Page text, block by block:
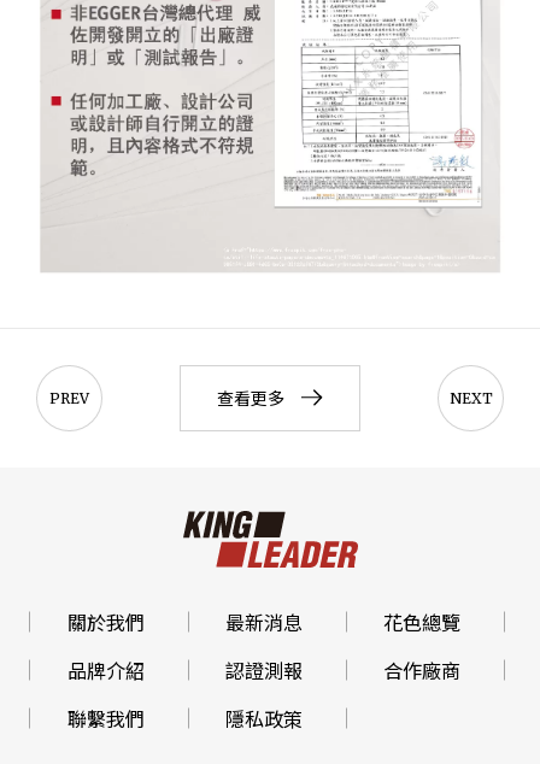
PREV 查看更多 NEXT
關於我們 最新消息
花色總覽
品牌介紹
認證測報
合作廠商
聯繫我們
隱私政策